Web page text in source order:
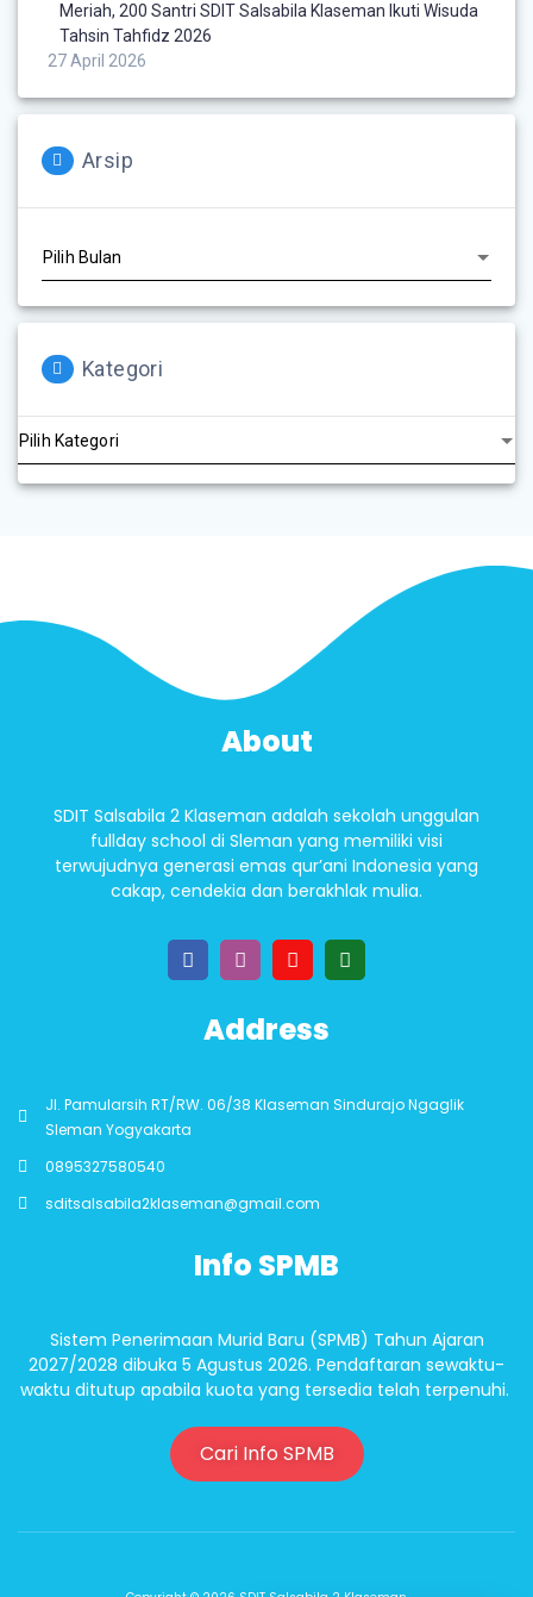
Meriah, 200 Santri SDIT Salsabila Klaseman Ikuti Wisuda
Tahsin Tahfidz 2026
27 April 2026
Arsip
Kategori
About
SDIT Salsabila 2 Klaseman adalah sekolah unggulan
fullday school di Sleman yang memiliki visi
terwujudnya generasi emas qur’ani Indonesia yang
cakap, cendekia dan berakhlak mulia.
Address
Jl. Pamularsih RT/RW. 06/38 Klaseman Sindurajo Ngaglik
Sleman Yogyakarta
0895327580540
sditsalsabila2klaseman@gmail.com
Info SPMB
Sistem Penerimaan Murid Baru (SPMB) Tahun Ajaran
2027/2028 dibuka 5 Agustus 2026. Pendaftaran sewaktu-
waktu ditutup apabila kuota yang tersedia telah terpenuhi.
Cari Info SPMB